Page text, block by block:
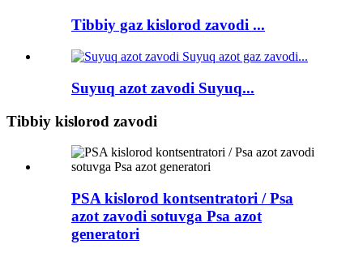
Tibbiy gaz kislorod zavodi ...
Suyuq azot zavodi Suyuq...
Tibbiy kislorod zavodi
PSA kislorod kontsentratori / Psa
azot zavodi sotuvga Psa azot
generatori